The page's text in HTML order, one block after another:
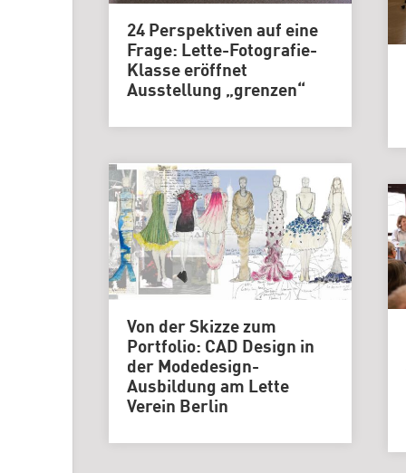
24 Perspektiven auf eine
Frage: Lette-Fotografie-
Klasse eröffnet
Ausstellung „grenzen“
Von der Skizze zum
Portfolio: CAD Design in
der Modedesign-
Ausbildung am Lette
Verein Berlin